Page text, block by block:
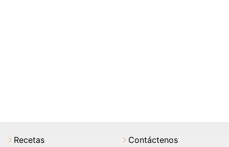
Recetas Contáctenos